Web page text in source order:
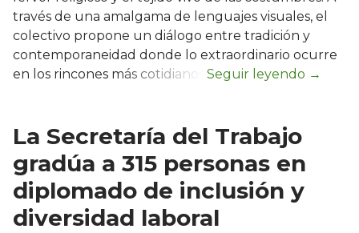
través de una amalgama de lenguajes visuales, el
colectivo propone un diálogo entre tradición y
contemporaneidad donde lo extraordinario ocurre
en los rincones más cotidianos.
La Secretaría del Trabajo
gradúa a 315 personas en
diplomado de inclusión y
diversidad laboral